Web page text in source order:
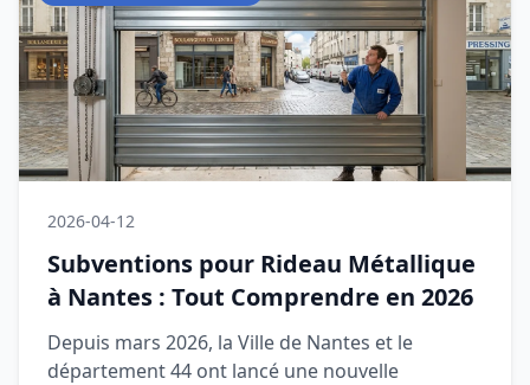
2026-04-12
Subventions pour Rideau Métallique
à Nantes : Tout Comprendre en 2026
Depuis mars 2026, la Ville de Nantes et le
département 44 ont lancé une nouvelle